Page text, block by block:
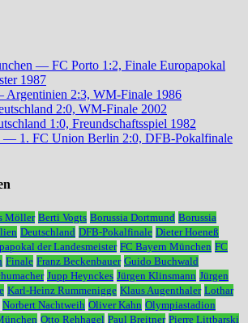
— FC Porto 1:2, Finale Europapokal
1987
Argentinien 2:3, WM-Finale 1986
2:0, WM-Finale 2002
1:0, Freundschaftsspiel 1982
— 1. FC Union Berlin 2:0, DFB-Pokalfinale
Möller Berti Vogts Borussia Dortmund Borussia
Deutschland DFB-Pokalfinale Dieter Hoeneß
der Landesmeister FC Bayern München FC
Finale Franz Beckenbauer Guido Buchwald
Jupp Heynckes Jürgen Klinsmann Jürgen
Karl-Heinz Rummenigge Klaus Augenthaler Lothar
Norbert Nachtweih Oliver Kahn Olympiastadion
Otto Rehhagel Paul Breitner Pierre Littbarski